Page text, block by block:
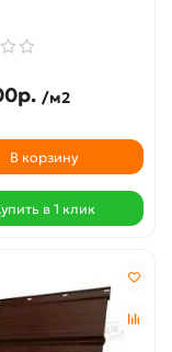
/м2
В корзину
в 1 клик